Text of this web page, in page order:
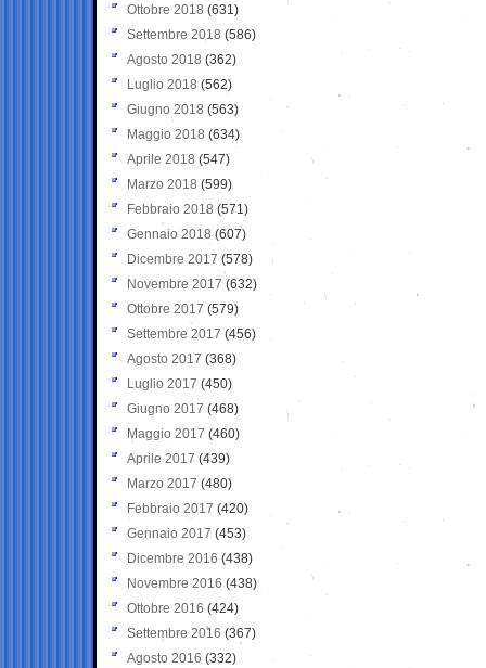
Ottobre 2018 (631)
Settembre 2018 (586)
Agosto 2018 (362)
Luglio 2018 (562)
Giugno 2018 (563)
Maggio 2018 (634)
Aprile 2018 (547)
Marzo 2018 (599)
Febbraio 2018 (571)
Gennaio 2018 (607)
Dicembre 2017 (578)
Novembre 2017 (632)
Ottobre 2017 (579)
Settembre 2017 (456)
Agosto 2017 (368)
Luglio 2017 (450)
Giugno 2017 (468)
Maggio 2017 (460)
Aprile 2017 (439)
Marzo 2017 (480)
Febbraio 2017 (420)
Gennaio 2017 (453)
Dicembre 2016 (438)
Novembre 2016 (438)
Ottobre 2016 (424)
Settembre 2016 (367)
Agosto 2016 (332)